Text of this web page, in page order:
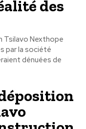
des
Tsilavo Nexthope
par la société
dénuées de